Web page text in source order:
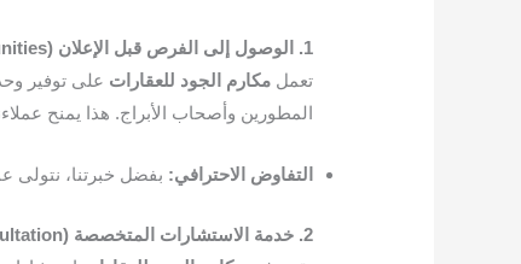
1. الوصول إلى الفرص قبل الإعلان (Off-Market Opportunities)
تعملمكارم الجود للعقارات على توفير
المطورين وأصحاب الأبراج. هذا يمنح
التفاوض الاحترافي: بفضل خبرتنا، نتولى
2. خدمة الاستشارات المتخصصة (Sea-View Specific Consultation)